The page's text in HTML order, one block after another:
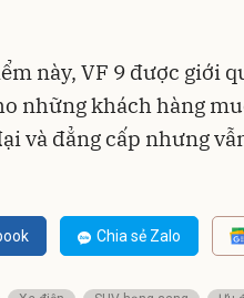
này, VF 9 được giới
những khách hàng
và đẳng cấp nhưng
Chia sẻ Zalo